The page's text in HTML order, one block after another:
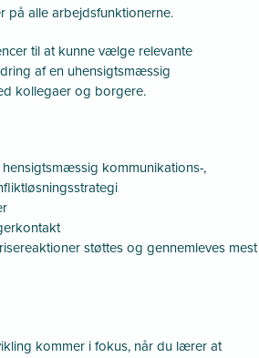
på alle arbejdsfunktionerne.
til at kunne vælge relevante
af en uhensigtsmæssig
kollegaer og borgere.
kommunikations-,
støttes og gennemleves mest
kommer i fokus, når du lærer at